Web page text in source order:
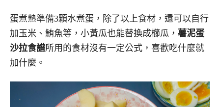
蛋煮熟準備3顆水煮蛋，除了以上食材，還可以自行
加玉米、鮪魚等，小黃瓜也能替換成櫛瓜， 薯泥蛋
沙拉食譜所用的食材沒有一定公式， 喜歡吃什麼就
加什麼。